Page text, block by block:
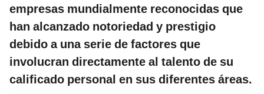
empresas mundialmente reconocidas que
han alcanzado notoriedad y prestigio
debido a una serie de factores que
involucran directamente al talento de su
calificado personal en sus diferentes áreas.